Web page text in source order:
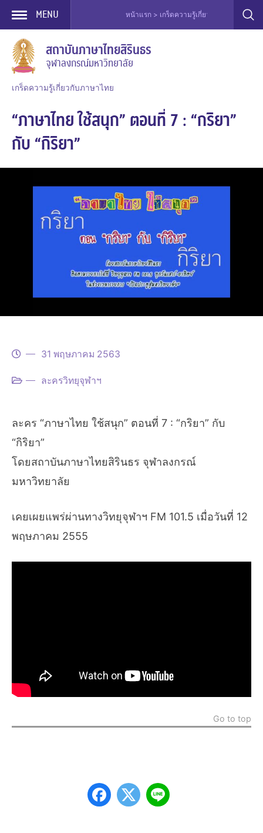
Skip
content
MENU หน้าแรก > เกร็ดความรู้เกี่ยวกับภาษาไทย > ละ
สถาบันภาษาไทยสิรินธร
จุฬาลงกรณ์มหาวิทยาลัย
เกร็ดความรู้เกี่ยวกับภาษาไทย
“ภาษาไทย ใช้สนุก” ตอนที่ 7 : “กริยา”
กับ “กิริยา”
31 พฤษภาคม 2563
ละครวิทยุจุฬาฯ
ละคร “ภาษาไทย ใช้สนุก” ตอนที่ 7 : “กริยา” กับ
“กิริยา”
โดยสถาบันภาษาไทยสิรินธร จุฬาลงกรณ์
มหาวิทยาลัย
เคยเผยแพร่ผ่านทางวิทยุจุฬาฯ FM 101.5 เมื่อวันที่ 12
พฤษภาคม 2555
Go to top